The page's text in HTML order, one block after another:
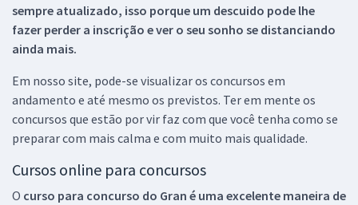
sempre atualizado, isso porque um descuido pode lhe
fazer perder a inscrição e ver o seu sonho se distanciando
ainda mais.
Em nosso site, pode-se visualizar os concursos em
andamento e até mesmo os previstos. Ter em mente os
concursos que estão por vir faz com que você tenha como se
preparar com mais calma e com muito mais qualidade.
Cursos online para concursos
O curso para concurso do Gran é uma excelente maneira de